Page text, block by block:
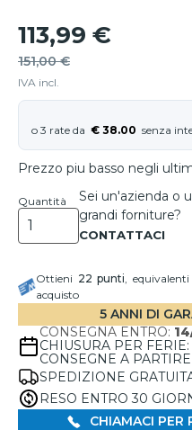
113,99 €
151,00 €
IVA incl.
€ 38.00
Prezzo piu basso negli
Quantità
Sei un'azienda o
grandi forniture?
Ottieni 22 punti, equivalenti
acquisto
5 ANNI DI
CONSEGNA ENTRO:
CHIUSURA PER FERIE:
CONSEGNE A
SPEDIZIONE
RESO ENTRO 30
CHIAMACI PER